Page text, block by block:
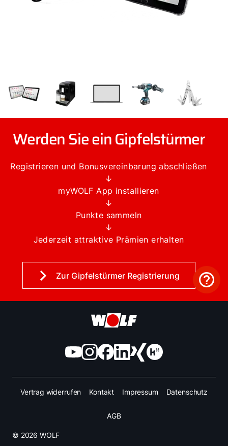
Werden Sie ein Gipfelstürmer
Registrieren und Bonusvereinbarung abschließen
↓
myWOLF App installieren
↓
Punkte sammeln
↓
Jederzeit attraktive Prämien erhalten
Zur Gipfelstürmer Registrierung
© 2026 WOLF
Vertrag widerrufen Kontakt Impressum Datenschutz
AGB